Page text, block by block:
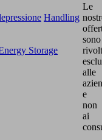
Handling
Storage
Le
sono
alle
e
non
ai